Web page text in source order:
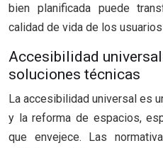
bien planificada puede
calidad de vida de los
Accesibilidad
soluciones técnicas
La accesibilidad universal es
y la reforma de espacios,
que envejece. Las